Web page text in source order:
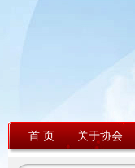
首 页 关于协会